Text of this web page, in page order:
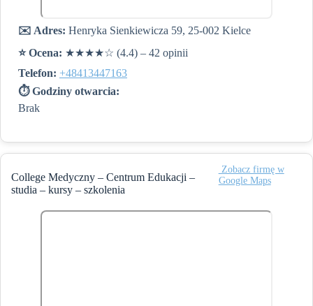
✉️ Adres: Henryka Sienkiewicza 59, 25-002 Kielce
⭐️ Ocena: ★★★★☆ (4.4) – 42 opinii
Telefon: +48413447163
⏱ Godziny otwarcia:
Brak
College Medyczny – Centrum Edukacji –
studia – kursy – szkolenia
️ Zobacz firmę w
Google Maps